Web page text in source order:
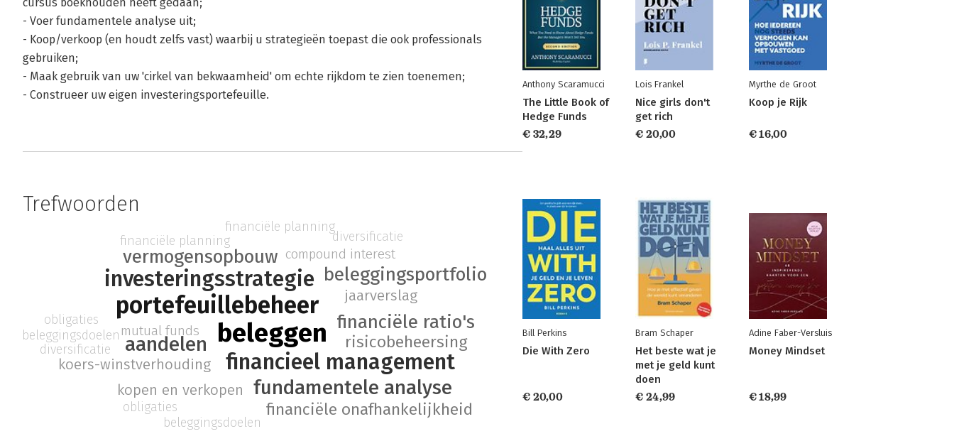
- Voer fundamentele analyse uit;
- Koop/verkoop (en houdt zelfs vast) waarbij u strategieën toepast die ook professionals
gebruiken;
- Maak gebruik van uw 'cirkel van bekwaamheid' om echte rijkdom te zien toenemen;
- Construeer uw eigen investeringsportefeuille.
Trefwoorden
beleggen
portefeuillebeheer
financieel management
investeringsstrategie
aandelen
fundamentele analyse
vermogensopbouw
financiële ratio's
beleggingsportfolio
financiële onafhankelijkheid
risicobeheersing
kopen en verkopen
koers-winstverhouding
jaarverslag
mutual funds
compound interest
beleggingsdoelen
obligaties
financiële planning
diversificatie
beleggingsdoelen
obligaties
financiële planning
diversificatie
Anthony Scaramucci
The Little Book of
Hedge Funds
€ 32,29
Lois Frankel
Nice girls don't
get rich
€ 20,00
Myrthe de Groot
Koop je Rijk
€ 16,00
Bill Perkins
Die With Zero
€ 20,00
Bram Schaper
Het beste wat je
met je geld kunt
doen
€ 24,99
Adine Faber-Versluis
Money Mindset
€ 18,99